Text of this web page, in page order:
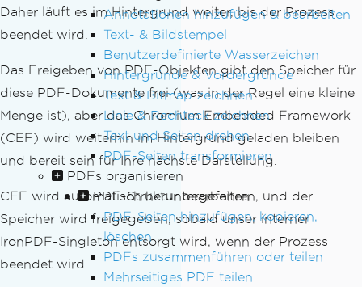
Annotationen hinzufügen & bearbeiten
Text- & Bildstempel
Benutzerdefinierte Wasserzeichen
Hintergründe & Vordergründe
Text & Bitmap zeichnen
Linie & Rechteck zeichnen
Text und Seiten drehen
PDF-Seiten transformieren
PDFs organisieren
PDF-Struktur bearbeiten
PDF-Seiten hinzufügen, kopieren,
löschen
PDFs zusammenführen oder teilen
Mehrseitiges PDF teilen
Daher läuft es im Hintergrund weiter, bis der Prozess
beendet wird.
Das Freigeben von PDF-Objekten gibt den Speicher für
diese PDF-Dokumente frei (was in der Regel eine kleine
Menge ist), aber das Chromium Embedded Framework
(CEF) wird weiterhin im Hintergrund geladen bleiben
und bereit sein für Ihre nächste Darstellung.
CEF wird automatisch heruntergefahren, und der
Speicher wird freigegeben, sobald unser interner
IronPDF-Singleton entsorgt wird, wenn der Prozess
beendet wird.